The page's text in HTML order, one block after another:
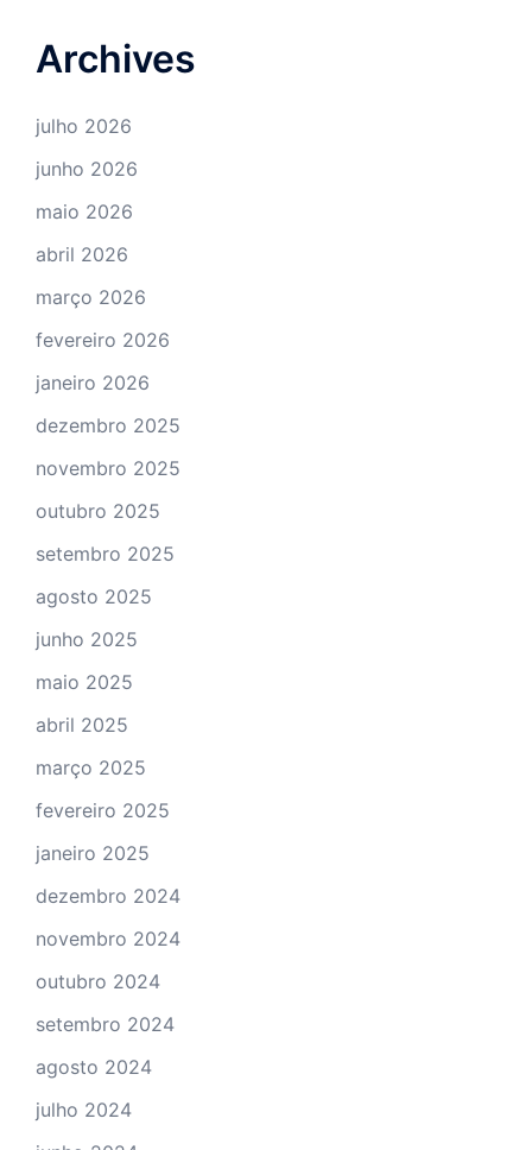
Archives
julho 2026
junho 2026
maio 2026
abril 2026
março 2026
fevereiro 2026
janeiro 2026
dezembro 2025
novembro 2025
outubro 2025
setembro 2025
agosto 2025
junho 2025
maio 2025
abril 2025
março 2025
fevereiro 2025
janeiro 2025
dezembro 2024
novembro 2024
outubro 2024
setembro 2024
agosto 2024
julho 2024